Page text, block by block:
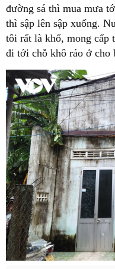
đường sá thì mua mưa
thì sập lên sập xuống.
tôi rất là khổ, mong cấp
đi tới chỗ khô ráo ở cho